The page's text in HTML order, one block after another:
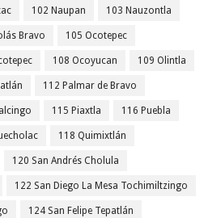
102 Naupan 103 Nauzontla
Bravo 105 Ocotepec
108 Ocoyucan 109 Olintla
112 Palmar de Bravo
115 Piaxtla 116 Puebla
118 Quimixtlán
120 San Andrés Cholula
122 San Diego La Mesa Tochimiltzingo
124 San Felipe Tepatlán